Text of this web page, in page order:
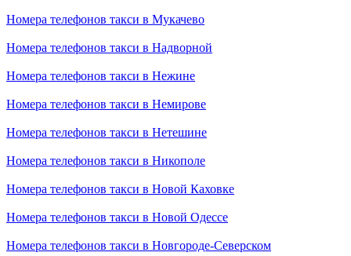
Номера телефонов такси в Мукачево
Номера телефонов такси в Надворной
Номера телефонов такси в Нежине
Номера телефонов такси в Немирове
Номера телефонов такси в Нетешине
Номера телефонов такси в Никополе
Номера телефонов такси в Новой Каховке
Номера телефонов такси в Новой Одессе
Номера телефонов такси в Новгороде-Северском